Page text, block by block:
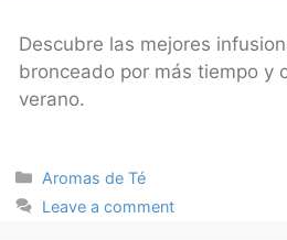
Descubre las mejores
bronceado por más tiempo y
verano.
Categories
Aromas de Té
Leave a comment